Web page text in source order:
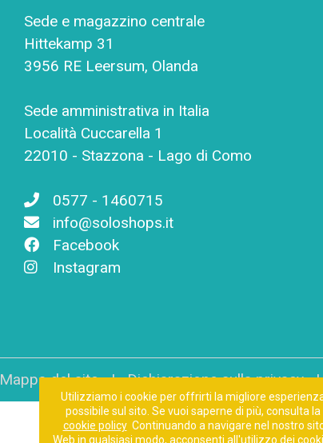
Sede e magazzino centrale
Hittekamp 31
3956 RE Leersum, Olanda
Sede amministrativa in Italia
Località Cuccarella 1
22010 - Stazzona - Lago di Como
0577 - 1460715
info@soloshops.it
Facebook
Instagram
Mappa del sito|Dichiarazione sulla privacy|
Utilizziamo i cookie per offrirti la migliore
possibile sul sito. Se vuoi saperne di più, consulta la
cookie policyContinuando a navigare nel nostro
Web in qualsiasi modo, acconsenti all'utilizzo dei